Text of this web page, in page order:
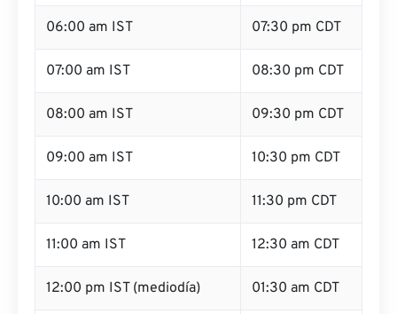
06:00 am IST 07:30 pm CDT
07:00 am IST 08:30 pm CDT
08:00 am IST 09:30 pm CDT
09:00 am IST 10:30 pm CDT
10:00 am IST 11:30 pm CDT
11:00 am IST 12:30 am CDT
12:00 pm IST (mediodía) 01:30 am CDT